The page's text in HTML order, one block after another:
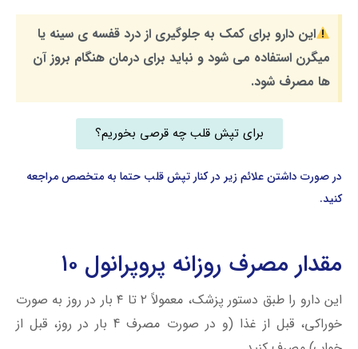
این دارو برای کمک به جلوگیری از درد قفسه ی سینه یا
میگرن استفاده می شود و نباید برای درمان هنگام بروز آن
ها مصرف شود.
برای تپش قلب چه قرصی بخوریم؟
در صورت داشتن علائم زیر در کنار تپش قلب حتما به متخصص مراجعه
کنید.
مقدار مصرف روزانه پروپرانول ۱۰
این دارو را طبق دستور پزشک، معمولاً ۲ تا ۴ بار در روز به صورت
خوراکی، قبل از غذا (و در صورت مصرف 4 بار در روز، قبل از